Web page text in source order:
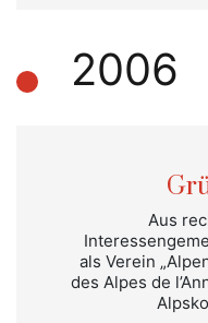
Aus
als Verein
des Alpes de
2006